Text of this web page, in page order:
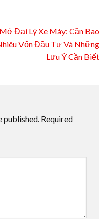
Mở Đại Lý Xe Máy: Cần Bao
Vốn Đầu Tư Và Những
Lưu Ý Cần Biết
published. Required